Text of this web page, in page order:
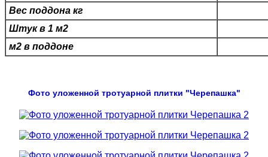
Вес поддона кг
Штук в 1 м2
м2 в поддоне
Фото уложенной тротуарной плитки "Черепашка"